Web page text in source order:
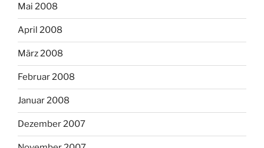
Mai 2008
April 2008
März 2008
Februar 2008
Januar 2008
Dezember 2007